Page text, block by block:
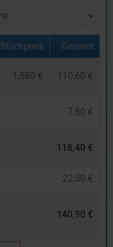
Stückpreis Gesamt
1,580 € 110,60 €
7,80 €
118,40 €
22,50 €
140,90 €